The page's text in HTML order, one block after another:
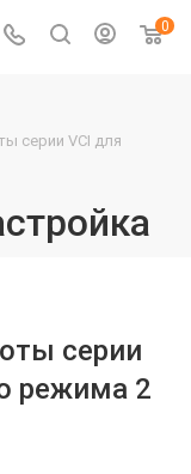
0
серии VCI для
серии
режима 2